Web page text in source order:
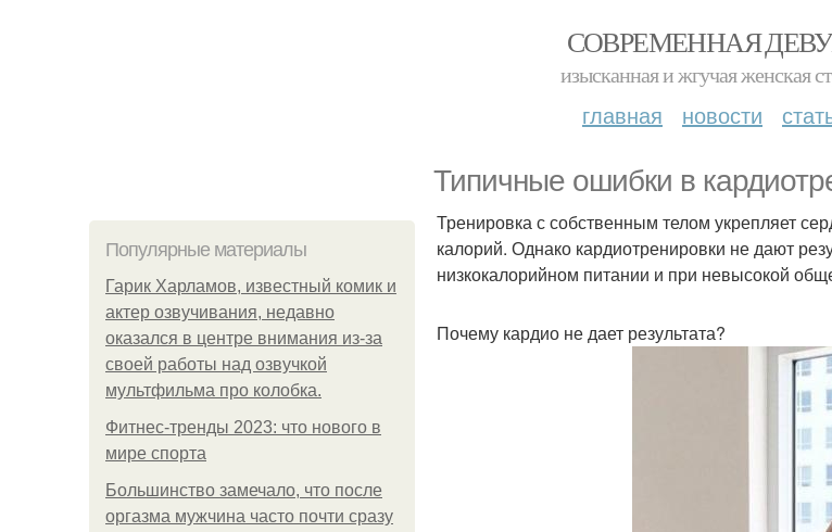
СОВРЕМЕННАЯ
изысканная и жгучая женская
главная новости
Типичные ошибки в
Популярные материалы
Гарик Харламов, известный комик и
актер озвучивания, недавно
оказался в центре внимания из-за
своей работы над озвучкой
мультфильма про колобка.
Фитнес-тренды 2023: что нового в
мире спорта
Большинство замечало, что после
оргазма мужчина часто почти сразу
Тренировка с собственным телом укрепляет
калорий. Однако кардиотренировки не дают
низкокалорийном питании и при невысокой
Почему кардио не дает результата?